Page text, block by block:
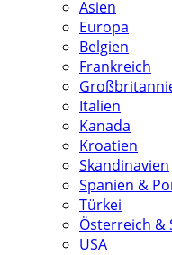
Asien
Europa
Belgien
Frankreich
Italien
Kanada
Kroatien
Skandinavien
Spanien &
Türkei
Österreich &
USA